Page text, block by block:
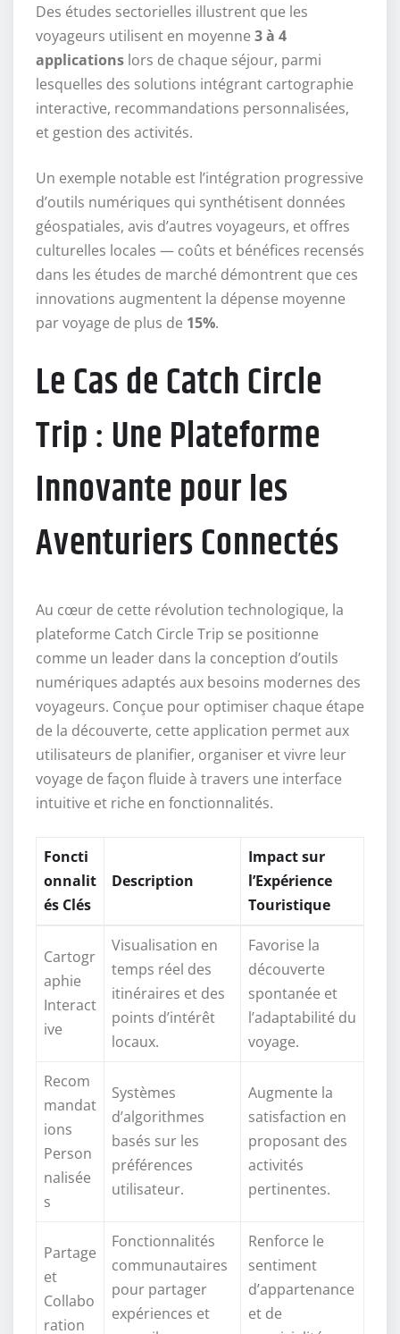
Des études sectorielles illustrent que les
voyageurs utilisent en moyenne 3 à 4
applications lors de chaque séjour, parmi
lesquelles des solutions intégrant cartographie
interactive, recommandations personnalisées,
et gestion des activités.
Un exemple notable est l’intégration progressive
d’outils numériques qui synthétisent données
géospatiales, avis d’autres voyageurs, et offres
culturelles locales — coûts et bénéfices recensés
dans les études de marché démontrent que ces
innovations augmentent la dépense moyenne
par voyage de plus de 15%.
Le Cas de Catch Circle
Trip : Une Plateforme
Innovante pour les
Aventuriers Connectés
Au cœur de cette révolution technologique, la
plateforme Catch Circle Trip se positionne
comme un leader dans la conception d’outils
numériques adaptés aux besoins modernes des
voyageurs. Conçue pour optimiser chaque étape
de la découverte, cette application permet aux
utilisateurs de planifier, organiser et vivre leur
voyage de façon fluide à travers une interface
intuitive et riche en fonctionnalités.
Foncti
onnalit
és Clés
Description
Impact sur
l’Expérience
Touristique
Cartogr
aphie
Interact
ive
Visualisation en
temps réel des
itinéraires et des
points d’intérêt
locaux.
Favorise la
découverte
spontanée et
l’adaptabilité du
voyage.
Recom
mandat
ions
Person
nalisée
s
Systèmes
d’algorithmes
basés sur les
préférences
utilisateur.
Augmente la
satisfaction en
proposant des
activités
pertinentes.
Partage
et
Collabo
ration
Fonctionnalités
communautaires
pour partager
expériences et
Renforce le
sentiment
d’appartenance
et de